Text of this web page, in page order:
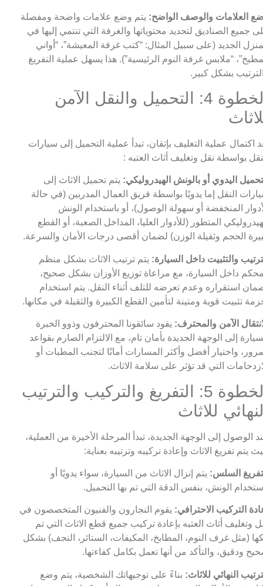
العلامات والوصف الواضح: يتم وضع علامات واضحة ومفصلة
جميع الصناديق لتحديد محتوياتها والغرفة التي تنتمي إليها في
الجديد (على سبيل المثال: “كتب غرفة المعيشة”، “أواني
“ملابس غرفة النوم الرئيسية”). هذا يسهل عملية التفريغ
بشكل كبير.
الخطوة 4: التحميل والنقل الآمن
اكتمال عملية التغليف بإتقان، تبدأ عملية التحميل إلى سيارات
بواسطة نقل وتغليف أثاث العتبه :
اليدوي أو بالونش الهيدروليكي: يتم تحميل الاثاث إلى
النقل إما يدويًا بواسطة فريق العمال المدربين (في حالة
المنخفضة أو سهولة الوصول)، أو باستخدام الونش
المتطور (للأدوار العليا، المداخل الصعبة، أو القطع
الحجم وثقيلة الوزن) لضمان أقصى درجات الأمان والسرعة.
والتثبيت داخل السيارة: يتم ترتيب الاثاث بشكل منظم
داخل السيارة، مع مراعاة توزيع الأوزان بشكل صحيح،
استقراره وعدم تعرضه للتلف أثناء النقل. يتم استخدام
تثبيت قوية ومتينة لتأمين القطع الكبيرة والثقيلة في مكانها.
الآمن والمحترف: يقود سائقونا المحترفون وذوو الخبرة
إلى الوجهة الجديدة بأمان تام، مع الالتزام الصارم بقواعد
واختيار أفضل وأكثر المسارات أمانًا لتجنب المطبات أو
التي قد تؤثر على سلامة الاثاث.
الخطوة 5: التفريغ والتركيب والترتيب
للاثاث
الوصول إلى الوجهة الجديدة، تبدأ المرحلة الأخيرة من العملية،
يتم تفريغ الاثاث وإعادة تركيبه وترتيبه بعناية:
السلس: يتم إنزال الاثاث من السيارة، سواء يدويًا أو
الونش، بنفس الدقة التي تم بها التحميل.
التركيب الاحترافي: يقوم النجارون والفنيون المتخصصون في
وتغليف أثاث العتبه بإعادة تركيب جميع قطع الاثاث التي تم
(مثل غرف النوم، المطابخ، المكيفات، الستائر، النجف) بشكل
ودقيق، والتأكد من أنها تعمل بكامل كفاءتها.
النهائي للاثاث: بناءً على توجيهاتك الشخصية، يتم وضع